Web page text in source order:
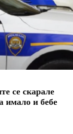
се скарале
имало и бебе